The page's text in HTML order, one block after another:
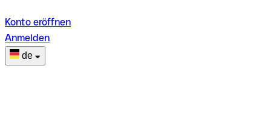
Konto eröffnen
Anmelden
de